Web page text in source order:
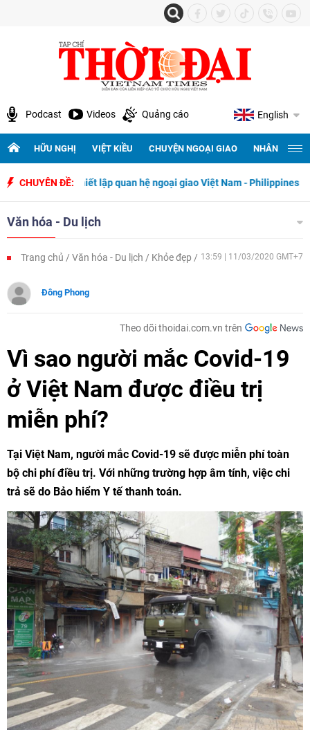
Podcast Videos Quảng cáo English
HỮU NGHỊ VIỆT KIỀU CHUYỆN NGOẠI GIAO NHÂN
CHUYÊN ĐỀ:
ngày thiết lập quan hệ ngoại giao Việt Nam - Philippines 500
Văn hóa - Du lịch
Trang chủ Văn hóa - Du lịch Khỏe đẹp 13:59 | 11/03/2020 GMT+7
Đông Phong
Theo dõi thoidai.com.vn trên
Vì sao người mắc Covid-19
ở Việt Nam được điều trị
miễn phí?
Tại Việt Nam, người mắc Covid-19 sẽ được miễn phí toàn
bộ chi phí điều trị. Với những trường hợp âm tính, việc chi
trả sẽ do Bảo hiểm Y tế thanh toán.